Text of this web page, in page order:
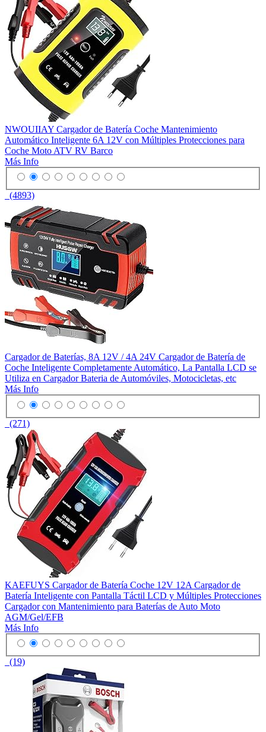
NWOUIIAY Cargador de Batería Coche Mantenimiento
Automático Inteligente 6A 12V con Múltiples Protecciones para
Coche Moto ATV RV Barco
Más Info
(4893)
Cargador de Baterías, 8A 12V / 4A 24V Cargador de Batería de
Coche Inteligente Completamente Automático, La Pantalla LCD se
Utiliza en Cargador Bateria de Automóviles, Motocicletas, etc
Más Info
(271)
KAEFUYS Cargador de Batería Coche 12V 12A Cargador de
Batería Inteligente con Pantalla Táctil LCD y Múltiples Protecciones
Cargador con Mantenimiento para Baterías de Auto Moto
AGM/Gel/EFB
Más Info
(19)